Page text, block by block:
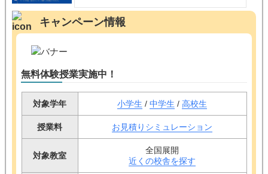
キャンペーン情報
無料体験授業実施中！
対象学年 小学生 / 中学生 / 高校生
授業料 お見積りシミュレーション
対象教室
全国展開
近くの校舎を探す